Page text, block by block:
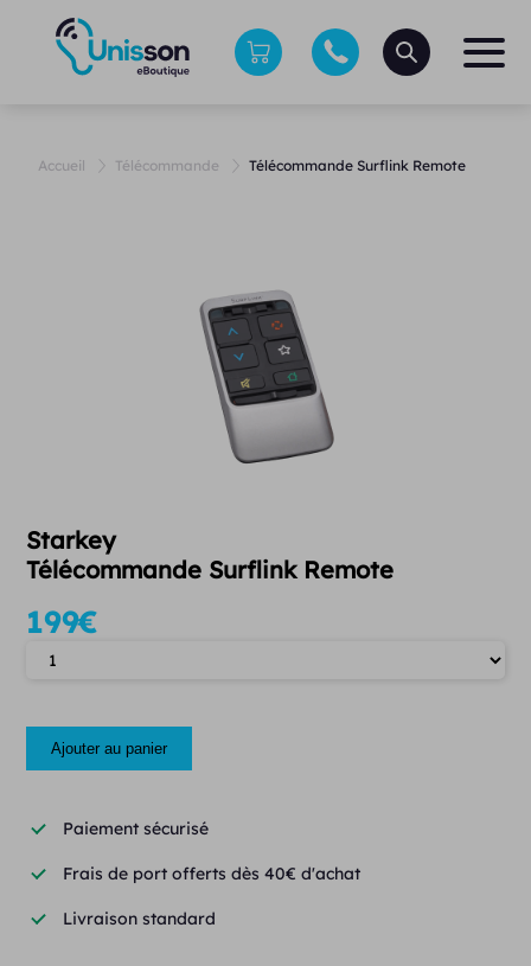
Accueil Télécommande Télécommande Surflink Remote
Starkey
Télécommande Surflink Remote
199€
Quantité
Ajouter au panier
Paiement sécurisé
Frais de port offerts dès 40€ d'achat
Livraison standard